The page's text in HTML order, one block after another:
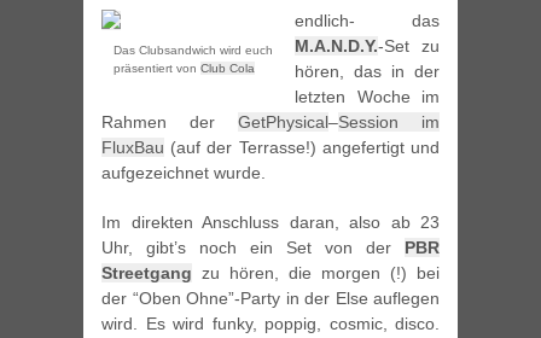
Das Clubsandwich wird euch
präsentiert von Club Cola
endlich- das
M.A.N.D.Y.-Set zu
hören, das in der
letzten Woche im
Rahmen der GetPhysical–Session im
FluxBau (auf der Terrasse!) angefertigt und
aufgezeichnet wurde.
Im direkten Anschluss daran, also ab 23
Uhr, gibt’s noch ein Set von der PBR
Streetgang zu hören, die morgen (!) bei
der “Oben Ohne”-Party in der Else auflegen
wird. Es wird funky, poppig, cosmic, disco.